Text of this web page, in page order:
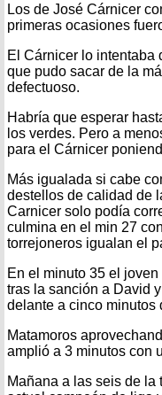
Los de José Cárnicer
primeras ocasiones
El Cárnicer lo intentaba
que pudo sacar de la
defectuoso.
Habría que esperar
los verdes. Pero a
para el Cárnicer
Más igualada si cabe
destellos de calidad de
Carnicer solo podía
culmina en el min 27
torrejoneros igualan el
En el minuto 35 el
tras la sanción a David
delante a cinco minutos
Matamoros
amplió a 3 minutos con
Mañana a las seis de